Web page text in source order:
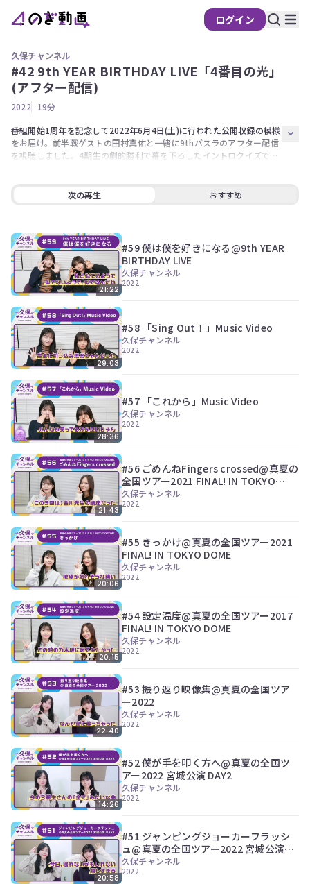
ログイン
の
ぎ
画
有
は、
す。
今
す
ぐ
員
登
録
す
る
久保チャンネル
#42 9th YEAR BIRTHDAY LIVE「4番目の光」
(アフター配信)
2022 19分
番組開始1周年を記念して2022年6月4日(土)に行われた公開収録の模様
をお届け。前半戦ゲストの田村真佑と一緒に9thバスラのアフター配信
を視聴しました。4期生の劇的勝利で幕を下ろしたイントロクイズです
次の再生 おすすめ
21:22
#59 僕は僕を好きになる@9th YEAR
BIRTHDAY LIVE
久保チャンネル
2022
29:03
#58 「Sing Out！」Music Video
久保チャンネル
2022
28:36
#57 「これから」Music Video
久保チャンネル
2022
21:43
#56 ごめんねFingers crossed@真夏の
全国ツアー2021 FINAL! IN TOKYO
DOME
久保チャンネル
2022
20:06
#55 きっかけ@真夏の全国ツアー2021
FINAL! IN TOKYO DOME
久保チャンネル
2022
20:15
#54 設定温度@真夏の全国ツアー2017
FINAL! IN TOKYO DOME
久保チャンネル
2022
22:40
#53 振り返り映像集@真夏の全国ツア
ー2022
久保チャンネル
2022
14:26
#52 僕が手を叩く方へ@真夏の全国ツ
アー2022 宮城公演 DAY2
久保チャンネル
2022
20:58
#51 ジャンピングジョーカーフラッシ
ュ@真夏の全国ツアー2022 宮城公演
DAY1
久保チャンネル
2022